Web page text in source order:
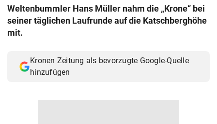
Weltenbummler Hans Müller nahm die „Krone“ bei
seiner täglichen Laufrunde auf die Katschberghöhe
mit.
Kronen Zeitung als bevorzugte Google-Quelle
hinzufügen